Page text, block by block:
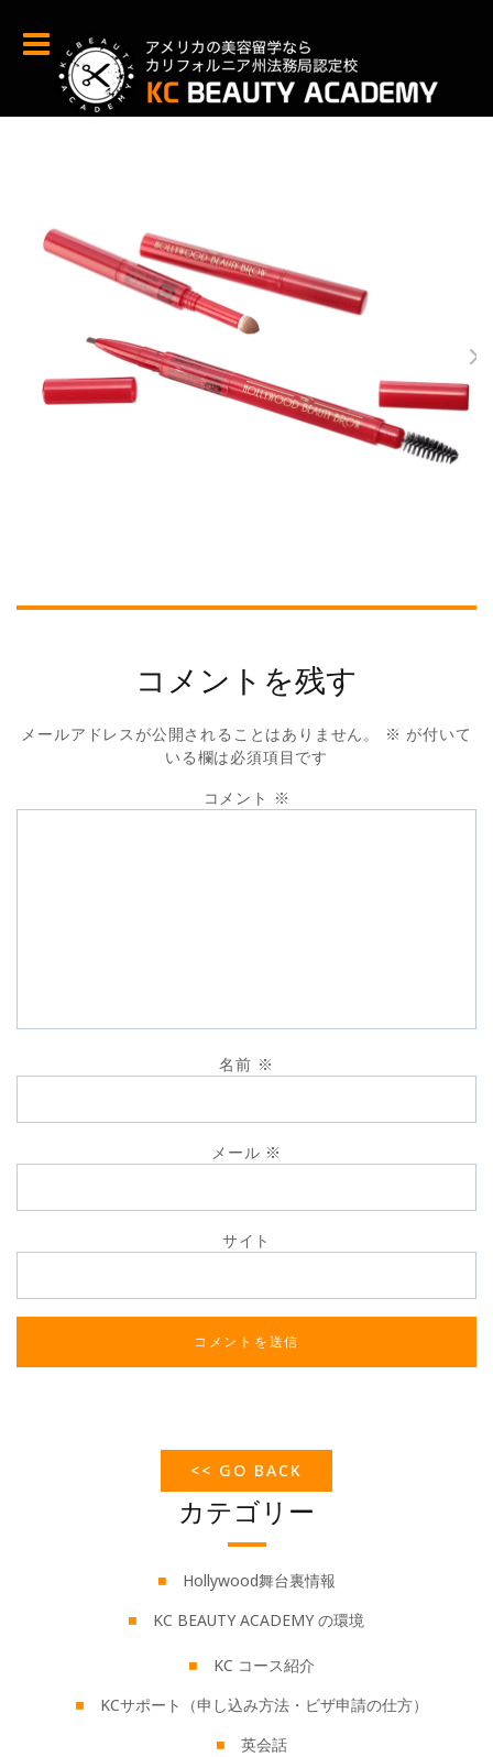
カテゴリー
Hollywood舞台裏情報
KC BEAUTY ACADEMY の環境
KC コース紹介
KCサポート（申し込み方法・ビザ申請の仕方）
英会話
コメントを残す
メールアドレスが公開されることはありません。 ※ が付いて
いる欄は必須項目です
コメント ※
名前 ※
メール ※
サイト
<< GO BACK